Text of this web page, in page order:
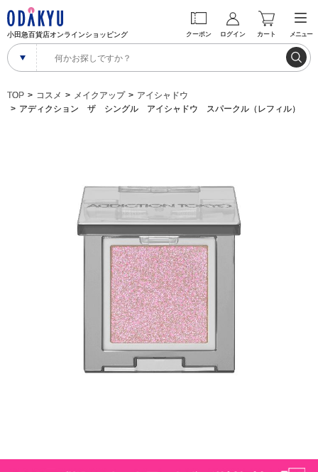
小田急百貨店オンラインショッピング クーポン ログイン カート メニュー
TOP コスメ メイクアップ
アイシャドウ
アディクション ザ シングル アイシャドウ スパークル（レフィル）